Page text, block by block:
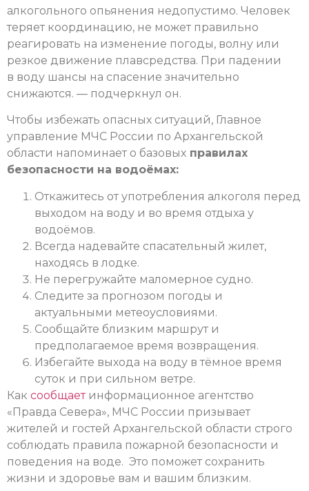
алкогольного опьянения недопустимо. Человек
теряет координацию, не может правильно
реагировать на изменение погоды, волну или
резкое движение плавсредства. При падении
в воду шансы на спасение значительно
снижаются. — подчеркнул он.
Чтобы избежать опасных ситуаций, Главное
управление МЧС России по Архангельской
области напоминает о базовых правилах
безопасности на водоёмах:
Откажитесь от употребления алкоголя перед
выходом на воду и во время отдыха у
водоёмов.
Всегда надевайте спасательный жилет,
находясь в лодке.
Не перегружайте маломерное судно.
Следите за прогнозом погоды и
актуальными метеоусловиями.
Сообщайте близким маршрут и
предполагаемое время возвращения.
Избегайте выхода на воду в тёмное время
суток и при сильном ветре.
Как сообщаетинформационное агентство
«Правда Севера», МЧС России призывает
жителей и гостей Архангельской области строго
соблюдать правила пожарной безопасности и
поведения на воде. Это поможет сохранить
жизни и здоровье вам и вашим близким.